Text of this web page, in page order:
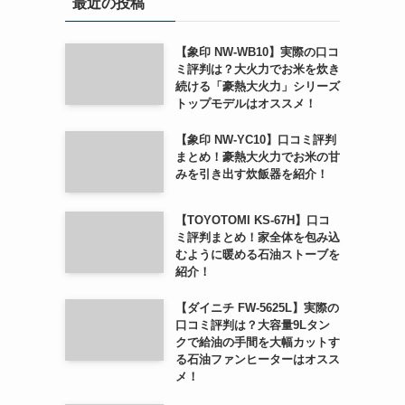
最近の投稿
【象印 NW-WB10】実際の口コ
ミ評判は？大火力でお米を炊き
続ける「豪熱大火力」シリーズ
トップモデルはオススメ！
【象印 NW-YC10】口コミ評判
まとめ！豪熱大火力でお米の甘
みを引き出す炊飯器を紹介！
【TOYOTOMI KS-67H】口コ
ミ評判まとめ！家全体を包み込
むように暖める石油ストーブを
紹介！
【ダイニチ FW-5625L】実際の
口コミ評判は？大容量9Lタン
クで給油の手間を大幅カットす
る石油ファンヒーターはオスス
メ！